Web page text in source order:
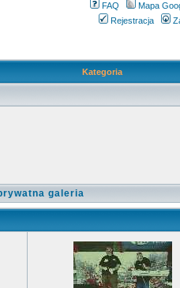
FAQ
Mapa
Rejestracja
Kategoria
galeria